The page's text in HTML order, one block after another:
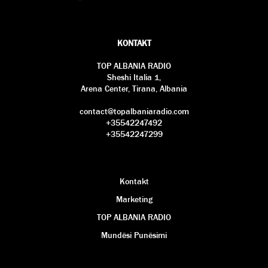
KONTAKT
TOP ALBANIA RADIO
Sheshi Italia 1,
Arena Center, Tirana, Albania
contact@topalbaniaradio.com
+35542247492
+35542247299
Kontakt
Marketing
TOP ALBANIA RADIO
Mundësi Punësimi